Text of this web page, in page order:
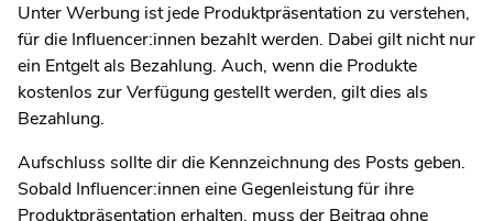
Unter Werbung ist jede Produktpräsentation zu verstehen,
für die Influencer:innen bezahlt werden. Dabei gilt nicht nur
ein Entgelt als Bezahlung. Auch, wenn die Produkte
kostenlos zur Verfügung gestellt werden, gilt dies als
Bezahlung.
Aufschluss sollte dir die Kennzeichnung des Posts geben.
Sobald Influencer:innen eine Gegenleistung für ihre
Produktpräsentation erhalten, muss der Beitrag ohne